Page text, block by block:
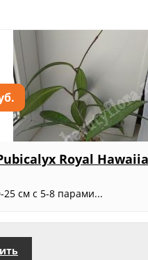
Royal
25 см с 5-8 парами...